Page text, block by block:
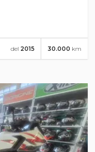
30.000 km
del 2015